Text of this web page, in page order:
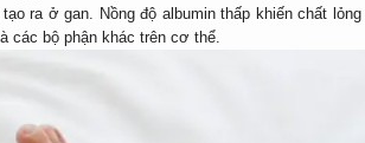
ra ở gan. Nồng độ albumin thấp khiến chất
các bộ phận khác trên cơ thể.